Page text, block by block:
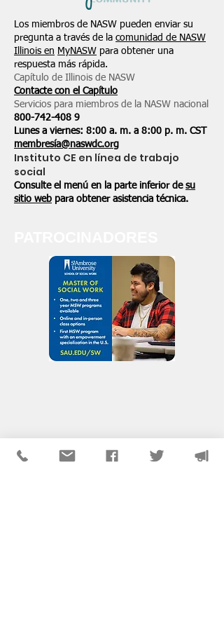
Los miembros de NASW pueden enviar su
pregunta a través de la comunidad de NASW
Illinois en MyNASW para obtener una
respuesta más rápida.
Capítulo de Illinois de NASW
Contacte con el Capítulo
Servicios para miembros de la NASW nacional
800-742-408 9
Lunes a viernes: 8:00 a. m. a 8:00 p. m. CST
membresía@naswdc.org
Instituto CE en línea de trabajo
social
Consulte el menú en la parte inferior de su
sitio web para obtener asistencia técnica.